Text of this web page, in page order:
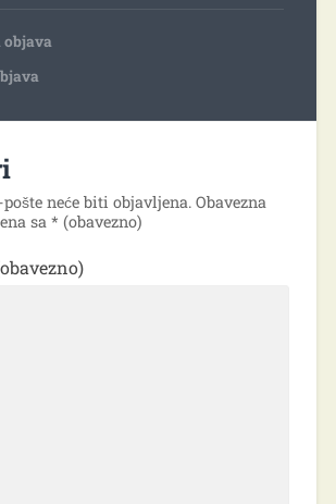
objava
neće biti objavljena. Obavezna
sa * (obavezno)